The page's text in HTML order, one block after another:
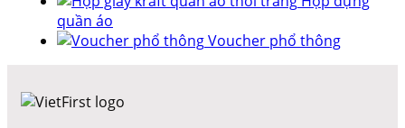
quần áo
Voucher phổ thông